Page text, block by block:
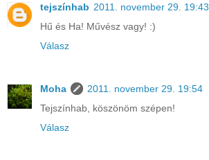
tejszínhab 2011. november 29. 19:43
Hű és Ha! Művész vagy! :)
Válasz
Moha
2011. november 29. 19:54
Tejszínhab, köszönöm szépen!
Válasz